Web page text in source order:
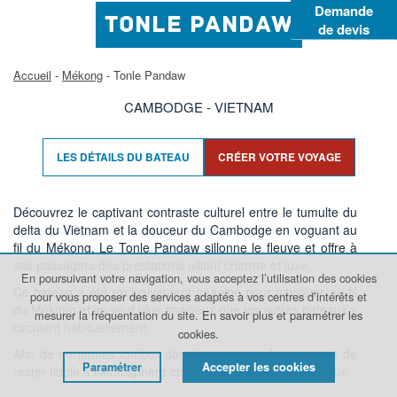
TONLE PANDAW
Accueil - Mékong - Tonle Pandaw
CAMBODGE - VIETNAM
LES DÉTAILS DU BATEAU CRÉER VOTRE VOYAGE
Découvrez le captivant contraste culturel entre le tumulte du
delta du Vietnam et la douceur du Cambodge en voguant au
fil du Mékong. Le Tonle Pandaw sillonne le fleuve et offre à
Ce bateau a été exclusivement imaginé pour naviguer au fil
du Mékong et se veut plus spacieux que les autres bateaux y
circulant habituellement.
Afin de ne jamais tomber dans le tourisme de masse et de
rester fidèle à l’atmosphère chaleureuse et intimiste à laque
Demande
de devis
En poursuivant votre navigation, vous acceptez l’utilisation des cookies
pour vous proposer des services adaptés à vos centres d’intérêts et
mesurer la fréquentation du site. En savoir plus et paramétrer les
cookies.
Paramétrer Accepter les cookies